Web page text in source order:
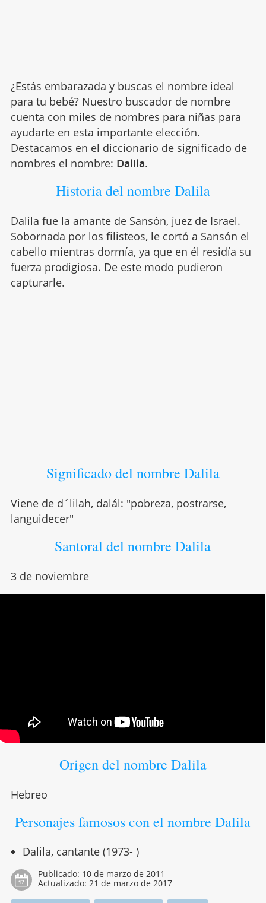
¿Estás embarazada y buscas el nombre ideal
para tu bebé? Nuestro buscador de nombre
cuenta con miles de nombres para niñas para
ayudarte en esta importante elección.
Destacamos en el diccionario de significado de
nombres el nombre: Dalila.
Historia del nombre Dalila
Dalila fue la amante de Sansón, juez de Israel.
Sobornada por los filisteos, le cortó a Sansón el
cabello mientras dormía, ya que en él residía su
fuerza prodigiosa. De este modo pudieron
capturarle.
Significado del nombre Dalila
Viene de d´lilah, dalál: "pobreza, postrarse,
languidecer"
Santoral del nombre Dalila
3 de noviembre
Origen del nombre Dalila
Hebreo
Personajes famosos con el nombre Dalila
Dalila, cantante (1973- )
Publicado: 10 de marzo de 2011
Actualizado: 21 de marzo de 2017